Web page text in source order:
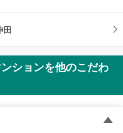
田
ションを他のこだわ